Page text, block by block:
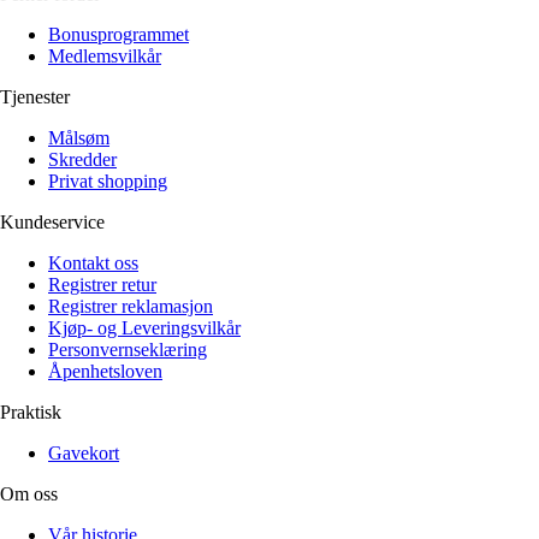
Klær
Reise
Informasjon
Tilbehør
Lukk
Alle artikler
Klær
Reise
Informasjon
Tilbehør
Målsøm
Lukk
Bonusprogrammet
Medlemsvilkår
Tjenester
Målsøm
Skredder
Privat shopping
Kundeservice
Kontakt oss
Registrer retur
Registrer reklamasjon
Kjøp- og Leveringsvilkår
Personvernseklæring
Åpenhetsloven
Praktisk
Gavekort
Om oss
Vår historie